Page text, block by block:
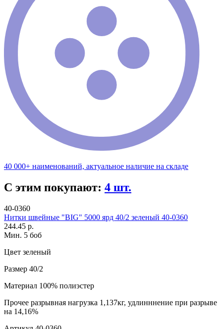
40 000+ наименований, актуальное наличие на складе
С этим покупают: 4 шт.
40-0360
Нитки швейные "BIG" 5000 ярд 40/2 зеленый 40-0360
244.45 р.
Мин. 5 боб
Цвет зеленый
Размер 40/2
Материал 100% полиэстер
Прочее разрывная нагрузка 1,137кг, удлинннение при разрыве
на 14,16%